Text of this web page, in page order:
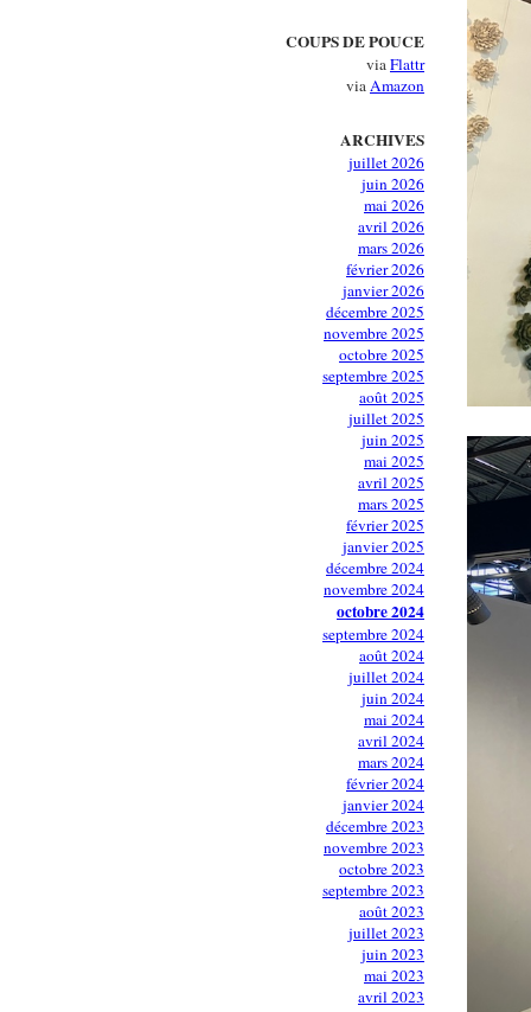
COUPS DE POUCE
viaFlattr
viaAmazon
ARCHIVES
juillet 2026
juin 2026
mai 2026
avril 2026
mars 2026
février 2026
janvier 2026
décembre 2025
novembre 2025
octobre 2025
septembre 2025
août 2025
juillet 2025
juin 2025
mai 2025
avril 2025
mars 2025
février 2025
janvier 2025
décembre 2024
novembre 2024
octobre 2024
septembre 2024
août 2024
juillet 2024
juin 2024
mai 2024
avril 2024
mars 2024
février 2024
janvier 2024
décembre 2023
novembre 2023
octobre 2023
septembre 2023
août 2023
juillet 2023
juin 2023
mai 2023
avril 2023